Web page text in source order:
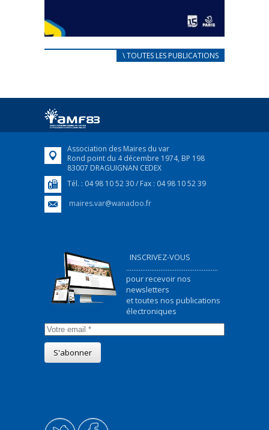
CARNET D’ACCUEIL
Afin d’accompagner au mieux les réfugiés
FEUILLETER
\ TOUTES LES PUBLICATIONS
Association des Maires du var
Rond point du 4 décembre 1974, BP 198
83007 DRAGUIGNAN CEDEX
Tél. : 04 98 10 52 30 / Fax : 04 98 10 52 39
maires.var@wanadoo.fr
INSCRIVEZ-VOUS
...................................................
pour recevoir nos
newsletters
et toutes nos publications
électroniques